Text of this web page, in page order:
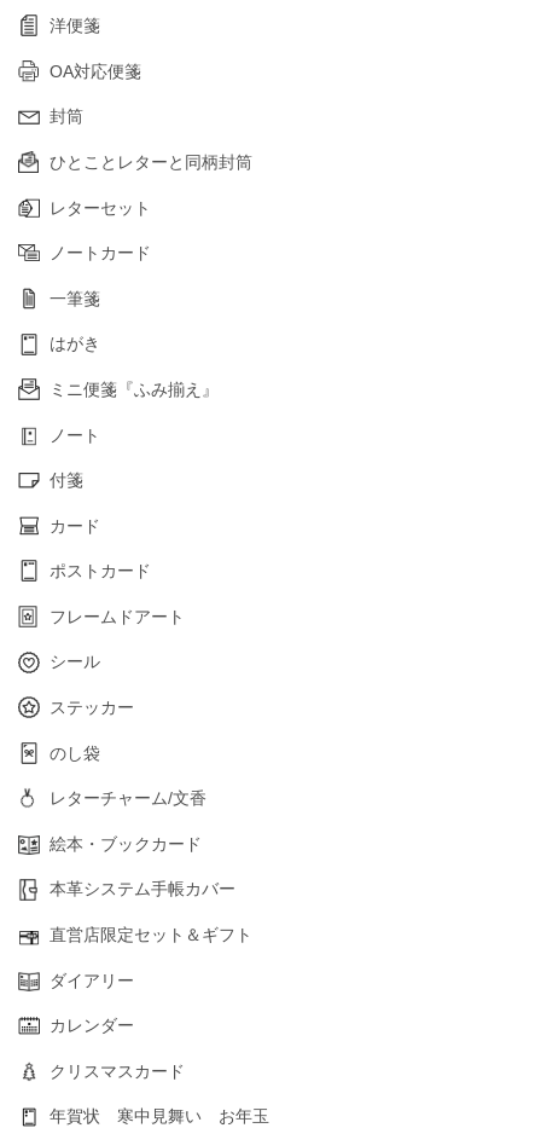
洋便箋
OA対応便箋
封筒
ひとことレターと同柄封筒
レターセット
ノートカード
一筆箋
はがき
ミニ便箋『ふみ揃え』
ノート
付箋
カード
ポストカード
フレームドアート
シール
ステッカー
のし袋
レターチャーム/文香
絵本・ブックカード
本革システム手帳カバー
直営店限定セット＆ギフト
ダイアリー
カレンダー
クリスマスカード
年賀状 寒中見舞い お年玉